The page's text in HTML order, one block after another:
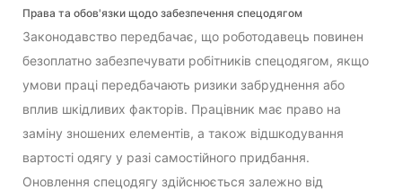
Права та обов'язки щодо забезпечення спецодягом
Законодавство передбачає, що роботодавець повинен
безоплатно забезпечувати робітників спецодягом, якщо
умови праці передбачають ризики забруднення або
вплив шкідливих факторів. Працівник має право на
заміну зношених елементів, а також відшкодування
вартості одягу у разі самостійного придбання.
Оновлення спецодягу здійснюється залежно від